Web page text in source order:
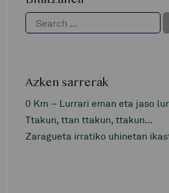
Azken sarrerak
0 Km – Lurrari eman eta jaso
Ttakun, ttan ttakun, ttakun…
Zaragueta irratiko uhinetan